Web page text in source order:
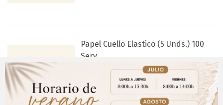
Papel Cuello Elastico (5 Unds.) 100
Serv.
Papel Cuello elastico (5 unds.) 100 Serv.
Favorito
Aviso Importante